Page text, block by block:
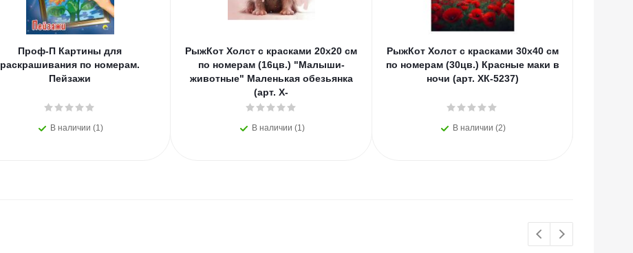
Проф-П Картины для
раскрашивания по номерам.
Пейзажи
В наличии (1)
РыжКот Холст с красками 20х20 см
по номерам (16цв.) "Малыши-
животные" Маленькая обезьянка
(арт. Х-
В наличии (1)
РыжКот Холст с красками 30х40 см
по номерам (30цв.) Красные маки в
ночи (арт. ХК-5237)
В наличии (2)